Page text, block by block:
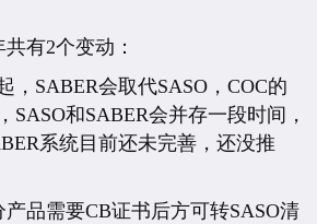
有2个变动：
，SABER会取代SASO，COC的
SASO和SABER会并存一段时间，
系统目前还未完善，还没推
品需要CB证书后方可转SASO清